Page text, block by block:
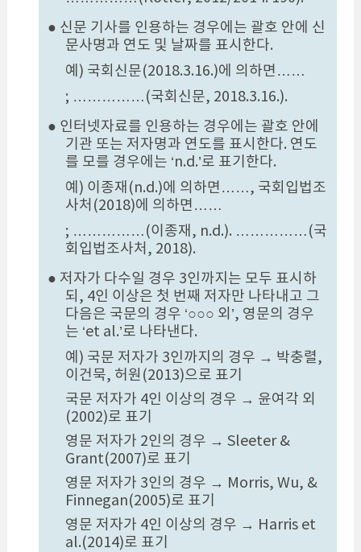
● 신문 기사를 인용하는 경우에는 괄호 안에 신
문사명과 연도 및 날짜를 표시한다.
예) 국회신문(2018.3.16.)에 의하면……
; ……………(국회신문, 2018.3.16.).
● 인터넷자료를 인용하는 경우에는 괄호 안에
기관 또는 저자명과 연도를 표시한다. 연도
를 모를 경우에는 ‘n.d.’로 표기한다.
예) 이종재(n.d.)에 의하면……, 국회입법조
사처(2018)에 의하면……
; ……………(이종재, n.d.). ……………(국
회입법조사처, 2018).
● 저자가 다수일 경우 3인까지는 모두 표시하
되, 4인 이상은 첫 번째 저자만 나타내고 그
다음은 국문의 경우 ‘○○○ 외’, 영문의 경우
는 ‘et al.’로 나타낸다.
예) 국문 저자가 3인까지의 경우 → 박충렬,
이건묵, 허원(2013)으로 표기
국문 저자가 4인 이상의 경우 → 윤여각 외
(2002)로 표기
영문 저자가 2인의 경우 → Sleeter &
Grant(2007)로 표기
영문 저자가 3인의 경우 → Morris, Wu, &
Finnegan(2005)로 표기
영문 저자가 4인 이상의 경우 → Harris et
al.(2014)로 표기